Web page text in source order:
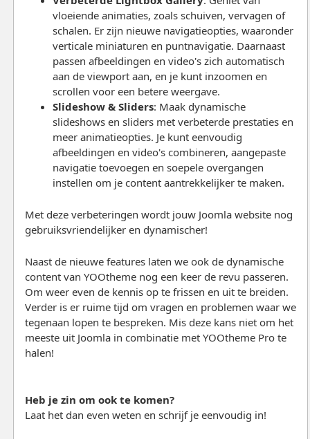
vloeiende animaties, zoals schuiven, vervagen of
schalen. Er zijn nieuwe navigatieopties, waaronder
verticale miniaturen en puntnavigatie. Daarnaast
passen afbeeldingen en video's zich automatisch
aan de viewport aan, en je kunt inzoomen en
scrollen voor een betere weergave.
Slideshow & Sliders: Maak dynamische
slideshows en sliders met verbeterde prestaties en
meer animatieopties. Je kunt eenvoudig
afbeeldingen en video's combineren, aangepaste
navigatie toevoegen en soepele overgangen
instellen om je content aantrekkelijker te maken.
Met deze verbeteringen wordt jouw Joomla website nog
gebruiksvriendelijker en dynamischer!
Naast de nieuwe features laten we ook de dynamische
content van YOOtheme nog een keer de revu passeren.
Om weer even de kennis op te frissen en uit te breiden.
Verder is er ruime tijd om vragen en problemen waar we
tegenaan lopen te bespreken. Mis deze kans niet om het
meeste uit Joomla in combinatie met YOOtheme Pro te
halen!
Heb je zin om ook te komen?
Laat het dan even weten en schrijf je eenvoudig in!